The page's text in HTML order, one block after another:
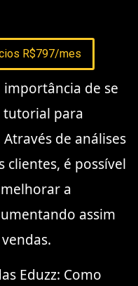
R$797/mes
de se
tutorial para
de análises
clientes, é possível
a
assim
Eduzz: Como